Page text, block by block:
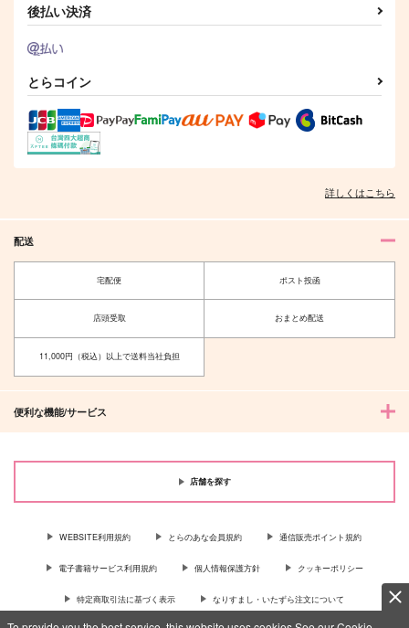
後払い決済
とらコイン
詳しくはこちら
配送
宅配便 ポスト投函
店頭受取 おまとめ配送
11,000円（税込）以上で送料当社負担
便利な機能/サービス
店舗を探す
WEBSITE利用規約 とらのあな会員規約 通信販売ポイント規約
電子書籍サービス利用規約 個人情報保護方針 クッキーポリシー
特定商取引法に基づく表示 なりすまし・いたずら注文について